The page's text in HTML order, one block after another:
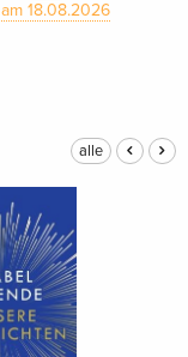
18.08.2026
alle